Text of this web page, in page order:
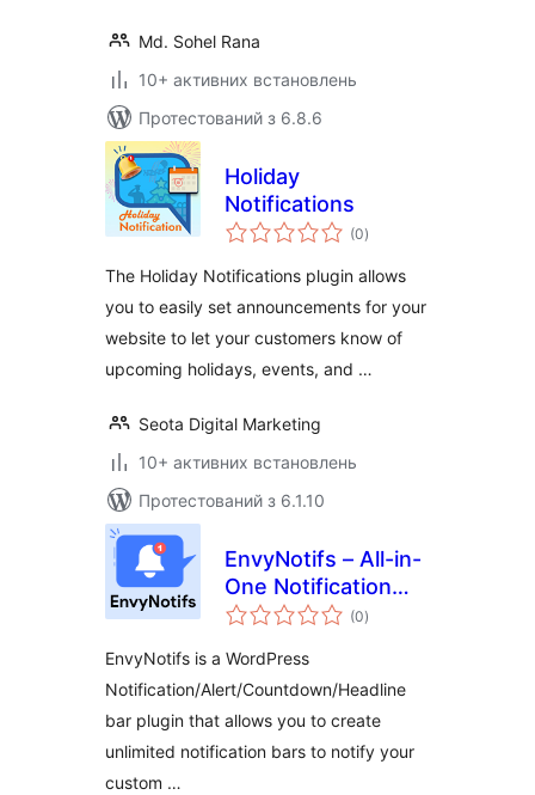
Md. Sohel Rana
10+ активних встановлень
Протестований з 6.8.6
Holiday
Notifications
(0загальний
рейтинг
)
The Holiday Notifications plugin allows
you to easily set announcements for your
website to let your customers know of
upcoming holidays, events, and …
Seota Digital Marketing
10+ активних встановлень
Протестований з 6.1.10
EnvyNotifs – All-in-
One Notification
Management
(0загальний
рейтинг
)
EnvyNotifs is a WordPress
Notification/Alert/Countdown/Headline
bar plugin that allows you to create
unlimited notification bars to notify your
custom …